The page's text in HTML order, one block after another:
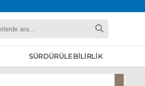
SÜRDÜRÜLEBILIRLIK